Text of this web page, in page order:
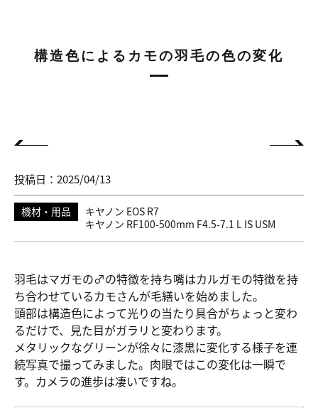
構造色によるカモの羽毛の色の変化
投稿日：2025/04/13
機材・用品
キヤノン EOS R7
キヤノン RF100-500mm F4.5-7.1 L IS USM
羽毛はマガモの♂の特徴を持ち嘴はカルガモの特徴を持
ち合わせているカモさんが毛繕いを始めました。
頭部は構造色によって光りの当たり具合がちょっと変わ
るだけで、見た目がガラリと変わります。
メタリックなグリーンが徐々に漆黒に変化する様子を連
続写真で撮ってみました。肉眼ではこの変化は一瞬で
す。カメラの進歩は凄いですね。